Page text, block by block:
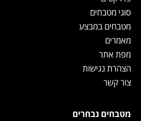
סוגי מטבחים
מטבחים במבצע
מאמרים
מפת אתר
הצהרת נגישות
צור קשר
מטבחים נבחרים